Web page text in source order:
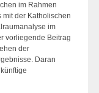
im Rahmen
der Katholischen
im
vorliegende Beitrag
der
Daran